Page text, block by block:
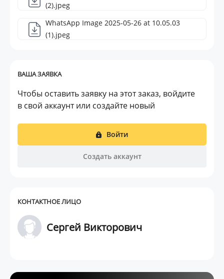
(2).jpeg
WhatsApp Image 2025-05-26 at 10.05.03
(1).jpeg
ВАША ЗАЯВКА
Чтобы оставить заявку на этот заказ, войдите
в свой аккаунт или создайте новый
Войти
Создать аккаунт
КОНТАКТНОЕ ЛИЦО
Сергей Викторович